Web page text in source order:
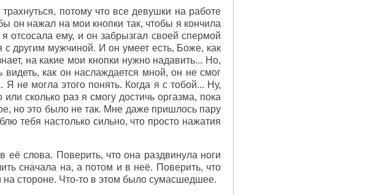
потому что все девушки на работе
он нажал на мои кнопки так, чтобы я кончила
отсосала ему, и он забрызгал своей спермой
с другим мужчиной. И он умеет есть, Боже, как
на какие мои кнопки нужно надавить... Но,
как он наслаждается мной, он не смог
не могла этого понять. Когда я с тобой... Ну,
сколько раз я смогу достичь оргазма, пока
но это было не так. Мне даже пришлось пару
тебя настолько сильно, что просто нажатия
её слова. Поверить, что она раздвинула ноги
сначала на, а потом и в неё. Поверить, что
на стороне. Что-то в этом было сумасшедшее.